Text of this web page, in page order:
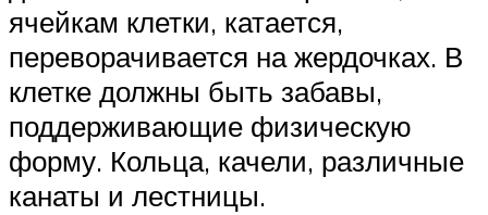
ячейкам клетки, катается,
переворачивается на жердочках. В
клетке должны быть забавы,
поддерживающие физическую
форму. Кольца, качели, различные
канаты и лестницы.